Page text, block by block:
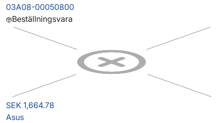
03A08-00050800
Beställningsvara
SEK 1,664.78
Asus